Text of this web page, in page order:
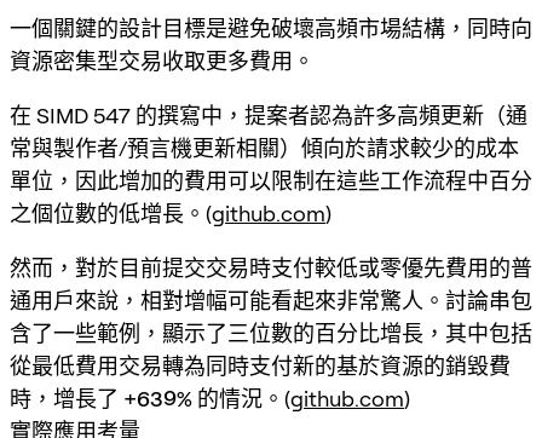
一個關鍵的設計目標是避免破壞高頻市場結構 ，同時向
資源密集型交易收取更多費用。
在 SIMD 547 的撰寫中，提案者認為許多高頻更新（通
常與製作者/預言機更新相關）傾向於請求較少的成本
單位，因此增加的費用可以限制在這些工作流程中百分
之個位數的低增長 。(github.com)
然而，對於目前提交交易時支付較低或零優先費用的普
通用戶來說，相對增幅可能看起來非常驚人。討論串包
含了一些範例，顯示了三位數的百分比增長，其中包括
從最低費用交易轉為同時支付新的基於資源的銷毀費
時， 增長了 +639% 的情況。(github.com)
實際應用考量